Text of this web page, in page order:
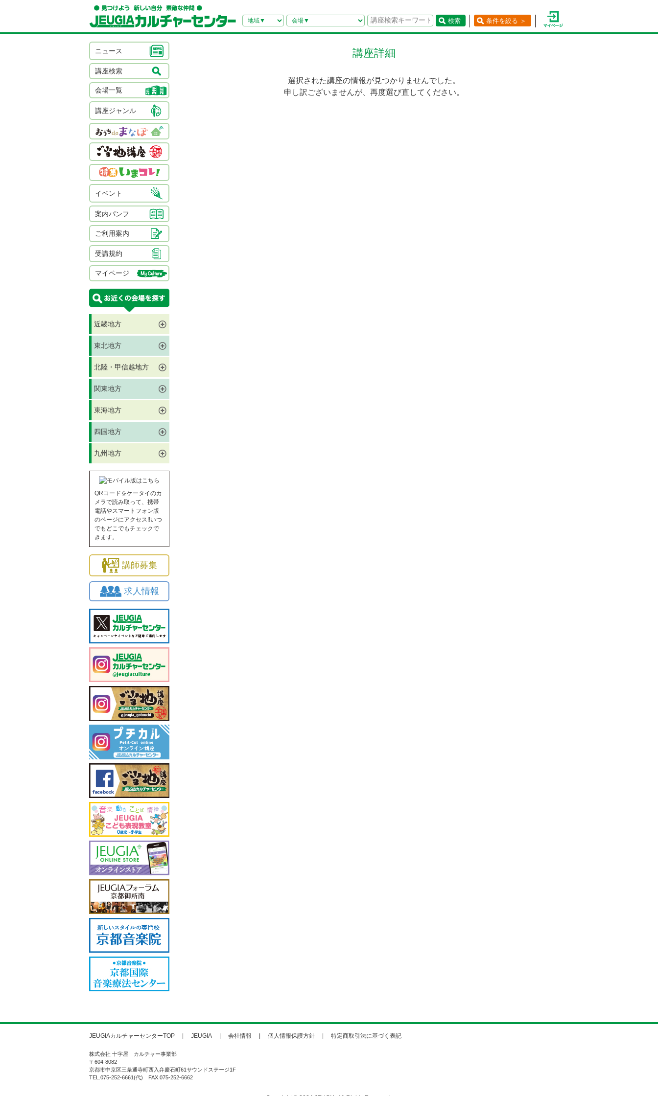
検索 条件を絞る ＞
ニュース
講座検索
会場一覧
講座ジャンル
イベント
案内パンフ
ご利用案内
受講規約
マイページ
近畿地方
東北地方
北陸・甲信越地方
関東地方
東海地方
四国地方
九州地方
QRコードをケータイのカ
メラで読み取って、携帯
電話やスマートフォン版
のページにアクセス!!いつ
でもどこでもチェックで
きます。
講師募集
求人情報
講座詳細
選択された講座の情報が見つかりませんでした。
申し訳ございませんが、再度選び直してください。
JEUGIAカルチャーセンターTOP JEUGIA 会社情報 個人情報保護方針 特定商取引法に基づく表記
株式会社 十字屋 カルチャー事業部
〒604-8082
京都市中京区三条通寺町西入弁慶石町61サウンドステージ1F
TEL.075-252-6661(代) FAX.075-252-6662